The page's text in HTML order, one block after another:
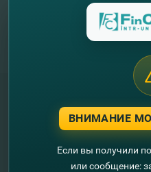
1
"FinComBank"
ВНИМАНИЕ
Если вы получили
или сообщение: